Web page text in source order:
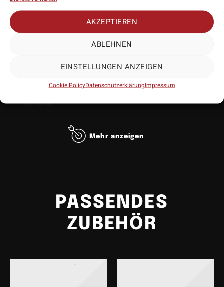
AKZEPTIEREN
ABLEHNEN
EINSTELLUNGEN ANZEIGEN
Cookie PolicyDatenschutzerklärungImpressum
• Lieferumfang: 3 Exemplare
• Material: Carbon
Mehr anzeigen
PASSENDES
ZUBEHÖR